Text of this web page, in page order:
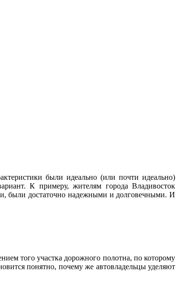
были идеально (или почти идеально)
К примеру, жителям города Владивосток
были достаточно надежными и долговечными. И
того участка дорожного полотна, по которому
понятно, почему же автовладельцы уделяют